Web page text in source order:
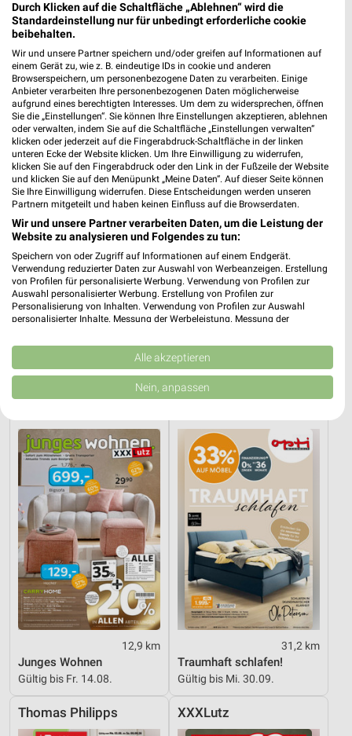
Gartenmöbel-Abverkauf
Gültig bis Fr. 28.08. Gültig bis Fr. 14.08.
Opti Wohnwelt
31,2 km
Gültig bis Mi. 30.09.
XXXLutz
12,9 km
Schlafzimmer Spezial
Noch heute gültig
12,9 km
Junges Wohnen
Gültig bis Fr. 14.08.
31,2 km
Traumhaft schlafen!
Gültig bis Mi. 30.09.
Thomas Philipps XXXLutz
Durch Klicken auf die Schaltfläche „Ablehnen“ wird die
Standardeinstellung nur für unbedingt erforderliche cookie
beibehalten.
Wir und unsere Partner speichern und/oder greifen auf Informationen auf
einem Gerät zu, wie z. B. eindeutige IDs in cookie und anderen
Browserspeichern, um personenbezogene Daten zu verarbeiten. Einige
Anbieter verarbeiten Ihre personenbezogenen Daten möglicherweise
aufgrund eines berechtigten Interesses. Um dem zu widersprechen, öffnen
Sie die „Einstellungen“. Sie können Ihre Einstellungen akzeptieren, ablehnen
oder verwalten, indem Sie auf die Schaltfläche „Einstellungen verwalten“
klicken oder jederzeit auf die Fingerabdruck-Schaltfläche in der linken
unteren Ecke der Website klicken. Um Ihre Einwilligung zu widerrufen,
klicken Sie auf den Fingerabdruck oder den Link in der Fußzeile der Website
und klicken Sie auf den Menüpunkt „Meine Daten“. Auf dieser Seite können
Sie Ihre Einwilligung widerrufen. Diese Entscheidungen werden unseren
Partnern mitgeteilt und haben keinen Einfluss auf die Browserdaten.
Wir und unsere Partner verarbeiten Daten, um die Leistung der
Website zu analysieren und Folgendes zu tun:
Speichern von oder Zugriff auf Informationen auf einem Endgerät.
Verwendung reduzierter Daten zur Auswahl von Werbeanzeigen. Erstellung
von Profilen für personalisierte Werbung. Verwendung von Profilen zur
Auswahl personalisierter Werbung. Erstellung von Profilen zur
Personalisierung von Inhalten. Verwendung von Profilen zur Auswahl
personalisierter Inhalte. Messung der Werbeleistung. Messung der
Kombinationen von Daten aus verschiedenen Quellen. Entwicklung und
Verbesserung der Angebote. Verwendung reduzierter Daten zur Auswahl
von Inhalten.
Daten können außerhalb der Europäischen Union weitergegeben und in die
USA gesendet werden.
Website/App.
Partnerliste anzeigen (1 IAB-Anbieter)
Wir nutzen Ihre Daten für folgende Zwecke:
IAB-Verarbeitungszwecke:
Speichern von oder Zugriff auf Informationen
auf einem Endgerät
Verwendung reduzierter Daten zur Auswahl von
Werbeanzeigen
Erstellung von Profilen für personalisierte
Werbung
Verwendung von Profilen zur Auswahl
personalisierter Werbung
Alle akzeptieren
Nein, anpassen